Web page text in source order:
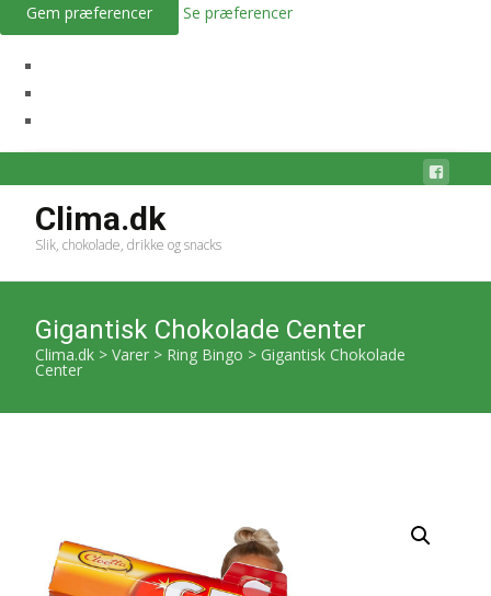
Gem præferencer Se præferencer
Clima.dk
Slik, chokolade, drikke og snacks
Gigantisk Chokolade Center
Clima.dk > Varer > Ring Bingo > Gigantisk Chokolade
Center